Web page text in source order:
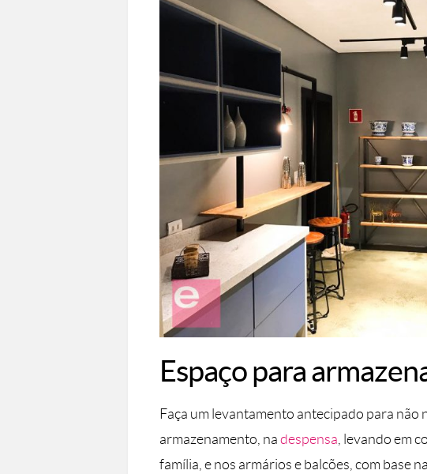
Espaço para
Faça um levantamento antecipado para não
armazenamento, na despensa, levando em
família, e nos armários e balcões, com base